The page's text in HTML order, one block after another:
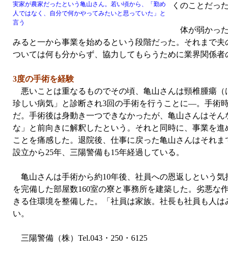
実家が農家だったという亀山さん。若い頃から、「勤め
人ではなく、自分で何かやってみたいと思っていた」と
言う
くのことだった
体が弱かっ
みると一から事業を始めるという段階だった。それまで
ついては何も分からず、協力してもらうために業界関係
3度の手術を経験
悪いことは重なるものでその頃、亀山さんは頸椎腫瘍
珍しい病気」と診断され3回の手術を行うことに—。手術
だ。手術後は身動き一つできなかったが、亀山さんはそ
な」と前向きに解釈したという。それと同時に、事業を
ことを痛感した。退院後、仕事に戻った亀山さんはそれ
設立から25年、三陽警備も15年経過している。
亀山さんは手術から約10年後、社員への恩返しという
を完備した部屋数160室の寮と事務所を建築した。劣悪
きる住環境を整備した。「社員は家族。社長も社員も人
い。
三陽警備（株）Tel.043・250・6125